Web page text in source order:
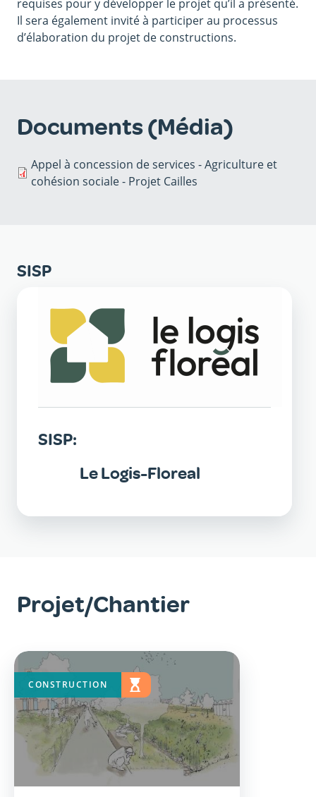
requises pour y développer le projet qu’il a présenté.
Il sera également invité à participer au processus
d’élaboration du projet de constructions.
Documents (Média)
Appel à concession de services - Agriculture et
cohésion sociale - Projet Cailles
SISP
SISP:
Le Logis-Floreal
Projet/Chantier
CONSTRUCTION
ÉTUDE